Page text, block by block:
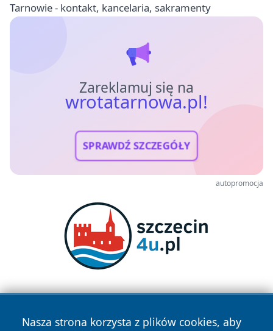
Tarnowie - kontakt, kancelaria, sakramenty
Zareklamuj się na
wrotatarnowa.pl!
SPRAWDŹ SZCZEGÓŁY
autopromocja
Nasza strona korzysta z plików cookies, aby